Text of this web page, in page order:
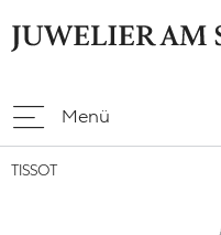
Menü
TISSOT